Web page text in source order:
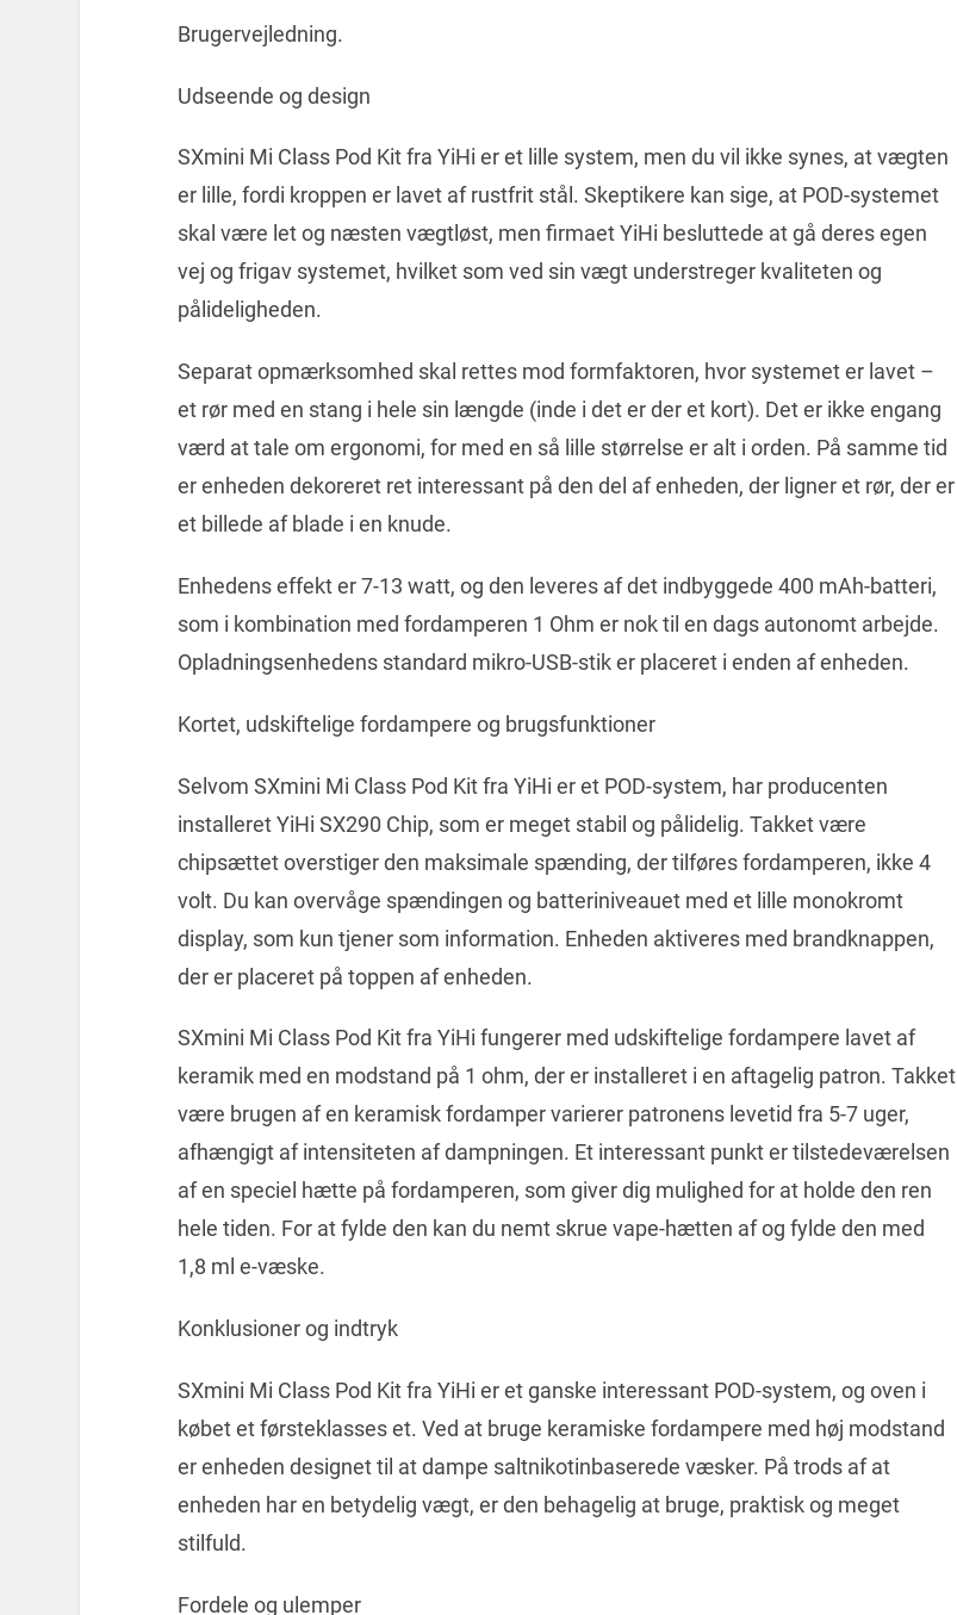
Brugervejledning.
Udseende og design
SXmini Mi Class Pod Kit fra YiHi er et lille system, men du vil ikke synes, at vægten
er lille, fordi kroppen er lavet af rustfrit stål. Skeptikere kan sige, at POD-systemet
skal være let og næsten vægtløst, men firmaet YiHi besluttede at gå deres egen
vej og frigav systemet, hvilket som ved sin vægt understreger kvaliteten og
pålideligheden.
Separat opmærksomhed skal rettes mod formfaktoren, hvor systemet er lavet –
et rør med en stang i hele sin længde (inde i det er der et kort). Det er ikke engang
værd at tale om ergonomi, for med en så lille størrelse er alt i orden. På samme tid
er enheden dekoreret ret interessant på den del af enheden, der ligner et rør, der er
et billede af blade i en knude.
Enhedens effekt er 7-13 watt, og den leveres af det indbyggede 400 mAh-batteri,
som i kombination med fordamperen 1 Ohm er nok til en dags autonomt arbejde.
Opladningsenhedens standard mikro-USB-stik er placeret i enden af enheden.
Kortet, udskiftelige fordampere og brugsfunktioner
Selvom SXmini Mi Class Pod Kit fra YiHi er et POD-system, har producenten
installeret YiHi SX290 Chip, som er meget stabil og pålidelig. Takket være
chipsættet overstiger den maksimale spænding, der tilføres fordamperen, ikke 4
volt. Du kan overvåge spændingen og batteriniveauet med et lille monokromt
display, som kun tjener som information. Enheden aktiveres med brandknappen,
der er placeret på toppen af enheden.
SXmini Mi Class Pod Kit fra YiHi fungerer med udskiftelige fordampere lavet af
keramik med en modstand på 1 ohm, der er installeret i en aftagelig patron. Takket
være brugen af en keramisk fordamper varierer patronens levetid fra 5-7 uger,
afhængigt af intensiteten af dampningen. Et interessant punkt er tilstedeværelsen
af en speciel hætte på fordamperen, som giver dig mulighed for at holde den ren
hele tiden. For at fylde den kan du nemt skrue vape-hætten af og fylde den med
1,8 ml e-væske.
Konklusioner og indtryk
SXmini Mi Class Pod Kit fra YiHi er et ganske interessant POD-system, og oven i
købet et førsteklasses et. Ved at bruge keramiske fordampere med høj modstand
er enheden designet til at dampe saltnikotinbaserede væsker. På trods af at
enheden har en betydelig vægt, er den behagelig at bruge, praktisk og meget
stilfuld.
Fordele og ulemper